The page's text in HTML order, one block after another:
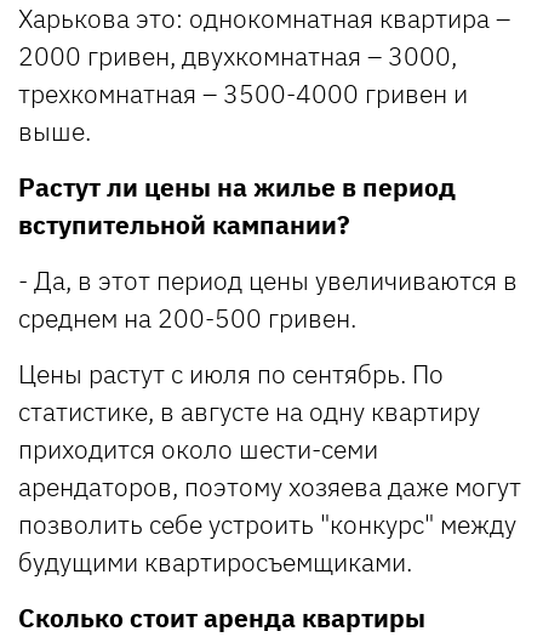
Харькова это: однокомнатная квартира –
2000 гривен, двухкомнатная – 3000,
трехкомнатная – 3500-4000 гривен и
выше.
Растут ли цены на жилье в период
вступительной кампании?
- Да, в этот период цены увеличиваются в
среднем на 200-500 гривен.
Цены растут с июля по сентябрь. По
статистике, в августе на одну квартиру
приходится около шести-семи
арендаторов, поэтому хозяева даже могут
позволить себе устроить "конкурс" между
будущими квартиросъемщиками.
Сколько стоит аренда квартиры